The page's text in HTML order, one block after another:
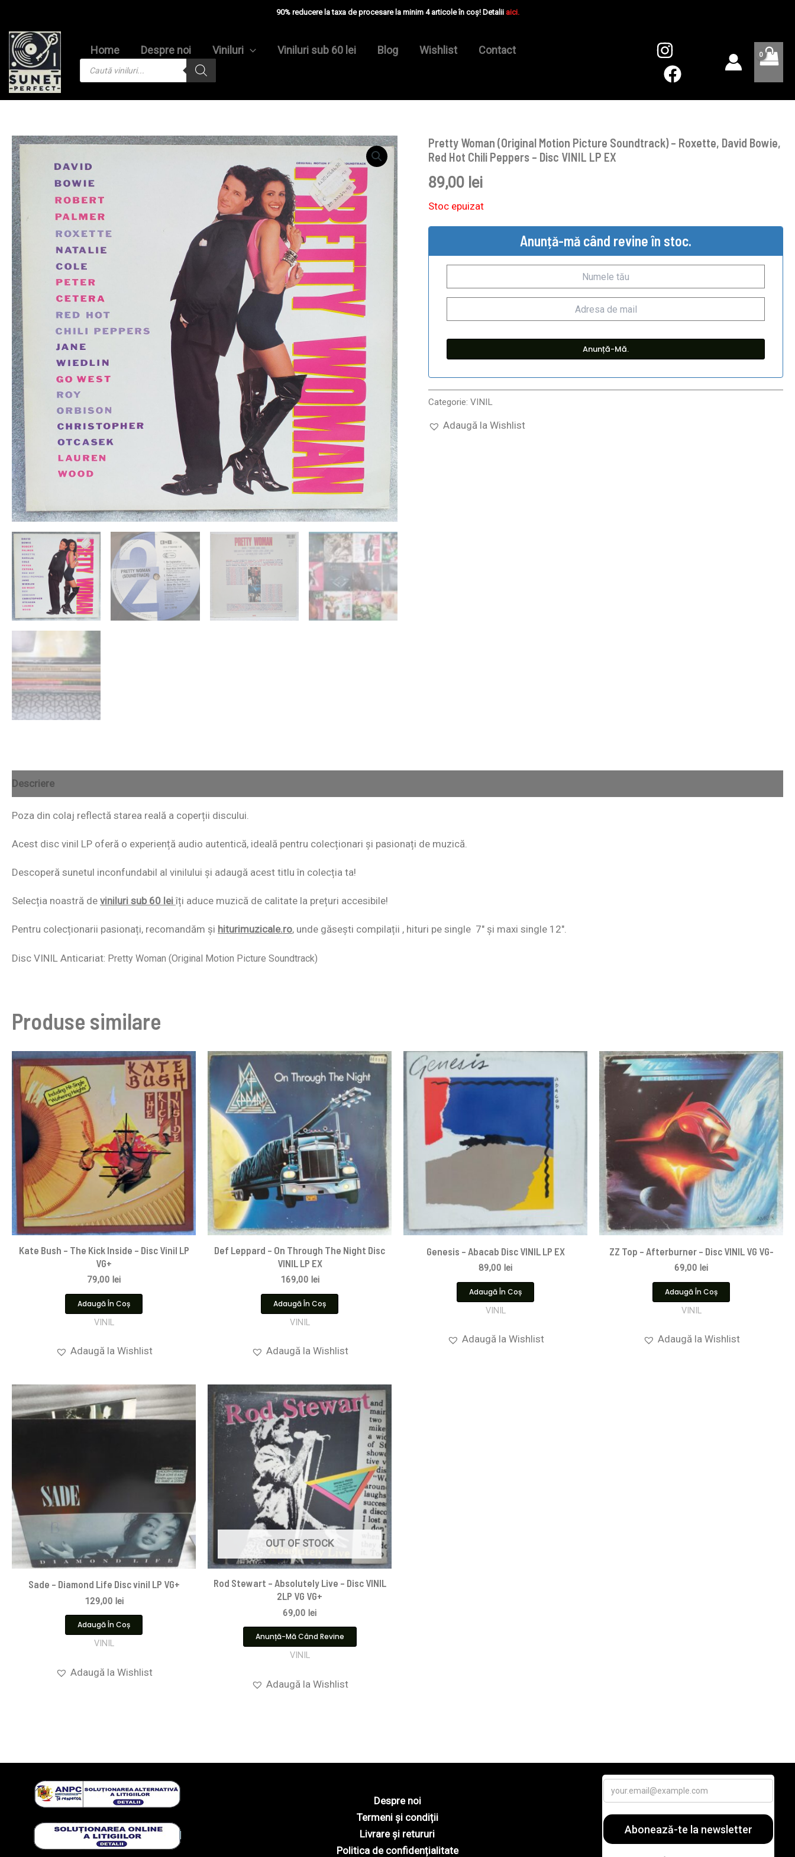
content
90% reducere la taxa de procesare la minim 4 articole în coș! Detalii aici.
Home Despre noi Viniluri Viniluri sub 60 lei Blog Wishlist Contact
search
Pretty Woman (Original Motion Picture Soundtrack) – Roxette, David Bowie,
Red Hot Chili Peppers – Disc VINIL LP EX
89,00 lei
Stoc epuizat
Anunță-mă când revine în stoc.
Categorie:VINIL
Adaugă la Wishlist
Descriere
Poza din colaj reflectă starea reală a coperții discului.
Acest disc vinil LP oferă o experiență audio autentică, ideală pentru colecționari și pasionați de muzică.
Descoperă sunetul inconfundabil al vinilului și adaugă acest titlu în colecția ta!
Selecția noastră de viniluri sub 60 lei îți aduce muzică de calitate la prețuri accesibile!
Pentru colecționarii pasionați, recomandăm și hiturimuzicale.ro, unde găsești compilații , hituri pe single 7″ și maxi single 12″.
Disc VINIL Anticariat: Pretty Woman (Original Motion Picture Soundtrack)
Produse similare
Kate Bush – The Kick Inside – Disc Vinil LP
VG+
79,00 lei
Adaugă În Coș
VINIL
Adaugă la Wishlist
Def Leppard – On Through The Night Disc
VINIL LP EX
169,00 lei
Adaugă În Coș
VINIL
Adaugă la Wishlist
Genesis – Abacab Disc VINIL LP EX
89,00 lei
Adaugă În Coș
VINIL
Adaugă la Wishlist
ZZ Top – Afterburner – Disc VINIL VG VG-
69,00 lei
Adaugă În Coș
VINIL
Adaugă la Wishlist
Sade – Diamond Life Disc vinil LP VG+
129,00 lei
Adaugă În Coș
VINIL
Adaugă la Wishlist
OUT OF STOCK
Rod Stewart – Absolutely Live – Disc VINIL
2LP VG VG+
69,00 lei
Anunță-Mă Când Revine
VINIL
Adaugă la Wishlist
Despre noi
Termeni și condiții
Livrare și retururi
Politica de confidențialitate